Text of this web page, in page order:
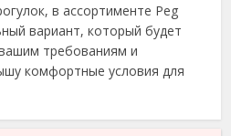
в ассортименте Peg
вариант, который будет
требованиям и
комфортные условия для